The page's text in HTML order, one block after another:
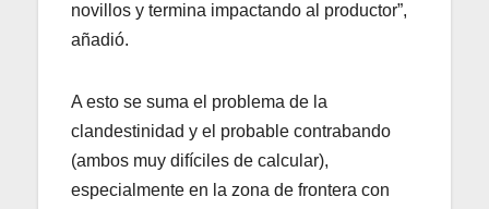
novillos y termina impactando al productor”,
añadió.
A esto se suma el problema de la
clandestinidad y el probable contrabando
(ambos muy difíciles de calcular),
especialmente en la zona de frontera con